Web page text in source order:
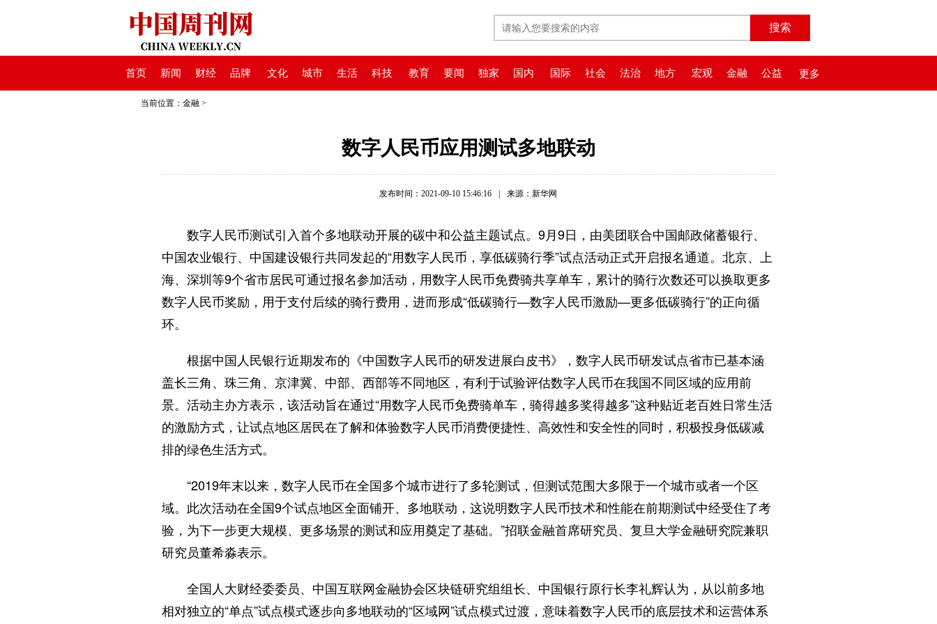
首页 新闻 财经 品牌 文化 城市 生活 科技 教育 要闻 独家 国内 国际 社会 法治 地方 宏观 金融 公益 更多
当前位置： 金融 >
数字人民币应用测试多地联动
发布时间：2021-09-10 15:46:16 来源：新华网
数字人民币测试引入首个多地联动开展的碳中和公益主题试点。9月9日，由美团联合中国邮政储蓄银行、
中国农业银行、中国建设银行共同发起的“用数字人民币，享低碳骑行季”试点活动正式开启报名通道。北京、上
海、深圳等9个省市居民可通过报名参加活动，用数字人民币免费骑共享单车，累计的骑行次数还可以换取更多
数字人民币奖励，用于支付后续的骑行费用，进而形成“低碳骑行—数字人民币激励—更多低碳骑行”的正向循
环。
根据中国人民银行近期发布的《中国数字人民币的研发进展白皮书》，数字人民币研发试点省市已基本涵
盖长三角、珠三角、京津冀、中部、西部等不同地区，有利于试验评估数字人民币在我国不同区域的应用前
景。活动主办方表示，该活动旨在通过“用数字人民币免费骑单车，骑得越多奖得越多”这种贴近老百姓日常生活
的激励方式，让试点地区居民在了解和体验数字人民币消费便捷性、高效性和安全性的同时，积极投身低碳减
排的绿色生活方式。
“2019年末以来，数字人民币在全国多个城市进行了多轮测试，但测试范围大多限于一个城市或者一个区
域。此次活动在全国9个试点地区全面铺开、多地联动，这说明数字人民币技术和性能在前期测试中经受住了考
验，为下一步更大规模、更多场景的测试和应用奠定了基础。”招联金融首席研究员、复旦大学金融研究院兼职
研究员董希淼表示。
全国人大财经委委员、中国互联网金融协会区块链研究组组长、中国银行原行长李礼辉认为，从以前多地
相对独立的“单点”试点模式逐步向多地联动的“区域网”试点模式过渡，意味着数字人民币的底层技术和运营体系